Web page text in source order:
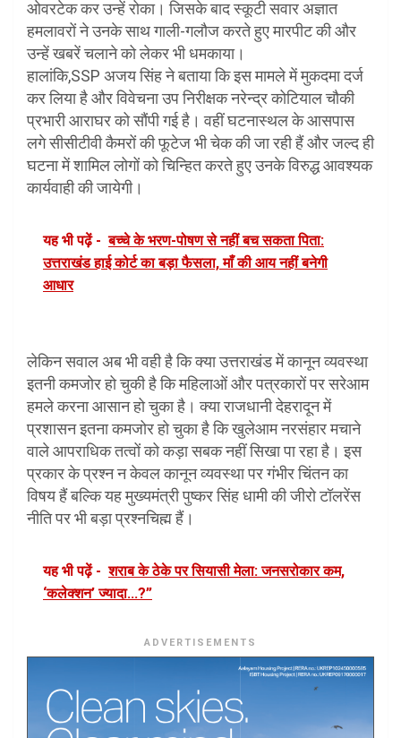
ओवरटेक कर उन्हें रोका। जिसके बाद स्कूटी सवार अज्ञात
हमलावरों ने उनके साथ गाली-गलौज करते हुए मारपीट की और
उन्हें खबरें चलाने को लेकर भी धमकाया।
हालांकि,SSP अजय सिंह ने बताया कि इस मामले में मुकदमा दर्ज
कर लिया है और विवेचना उप निरीक्षक नरेन्द्र कोटियाल चौकी
प्रभारी आराघर को सौंपी गई है। वहीं घटनास्थल के आसपास
लगे सीसीटीवी कैमरों की फूटेज भी चेक की जा रही हैं और जल्द ही
घटना में शामिल लोगों को चिन्हित करते हुए उनके विरुद्ध आवश्यक
कार्यवाही की जायेगी।
यह भी पढ़ें - बच्चे के भरण-पोषण से नहीं बच सकता पिता:
उत्तराखंड हाई कोर्ट का बड़ा फैसला, माँ की आय नहीं बनेगी
आधार
लेकिन सवाल अब भी वही है कि क्या उत्तराखंड में कानून व्यवस्था
इतनी कमजोर हो चुकी है कि महिलाओं और पत्रकारों पर सरेआम
हमले करना आसान हो चुका है। क्या राजधानी देहरादून में
प्रशासन इतना कमजोर हो चुका है कि खुलेआम नरसंहार मचाने
वाले आपराधिक तत्वों को कड़ा सबक नहीं सिखा पा रहा है। इस
प्रकार के प्रश्न न केवल कानून व्यवस्था पर गंभीर चिंतन का
विषय हैं बल्कि यह मुख्यमंत्री पुष्कर सिंह धामी की जीरो टॉलरेंस
नीति पर भी बड़ा प्रश्नचिह्म हैं।
यह भी पढ़ें - शराब के ठेके पर सियासी मेला: जनसरोकार कम,
‘कलेक्शन’ ज्यादा...?”
ADVERTISEMENTS